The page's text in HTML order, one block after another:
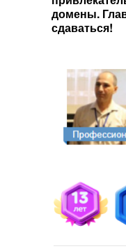
домены.
сдаваться!